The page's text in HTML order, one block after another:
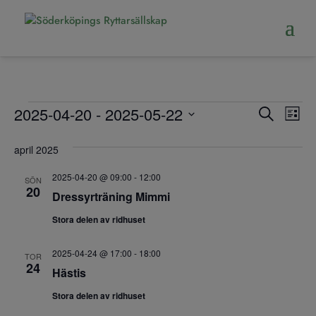
Evenemang Sök Lista
2025-04-20 - 2025-05-22
datum.
april 2025
SÖN
20 Dressyrträning Mimmi
2025-04-20 @ 09:00 - 12:00
Stora delen av ridhuset
TOR
24 Hästis
2025-04-24 @ 17:00 - 18:00
Stora delen av ridhuset